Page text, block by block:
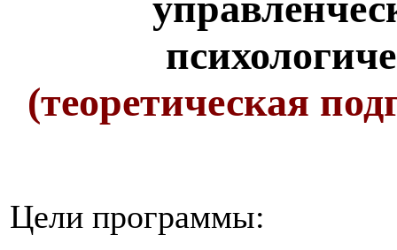
(теоретическая
Цели программы: